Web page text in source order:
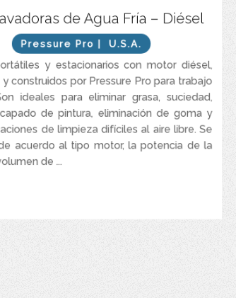
de Agua Fría – Diésel
Pressure Pro | U.S.A.
y estacionarios con motor diésel,
construidos por Pressure Pro para trabajo
ideales para eliminar grasa, suciedad,
de pintura, eliminación de goma y
de limpieza difíciles al aire libre. Se
acuerdo al tipo motor, la potencia de la
de ...
Motor diésel.
Caudales entres 4 y 8 GPM.
Presiones entre 3.200 y 5.000 PSI.